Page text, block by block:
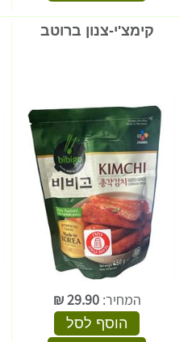
קימצ'י-צנון ברוטב
המחיר:29.90
₪
הוסף לסל